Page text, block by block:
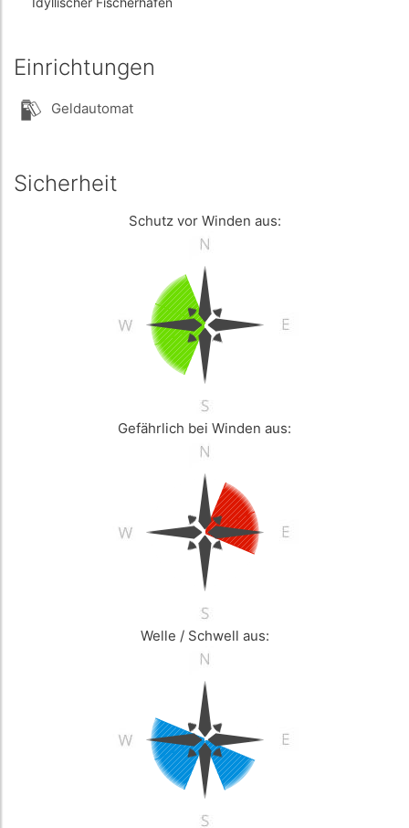
Einrichtungen
Geldautomat
Sicherheit
Schutz vor Winden aus:
Gefährlich bei Winden aus:
Welle / Schwell aus: